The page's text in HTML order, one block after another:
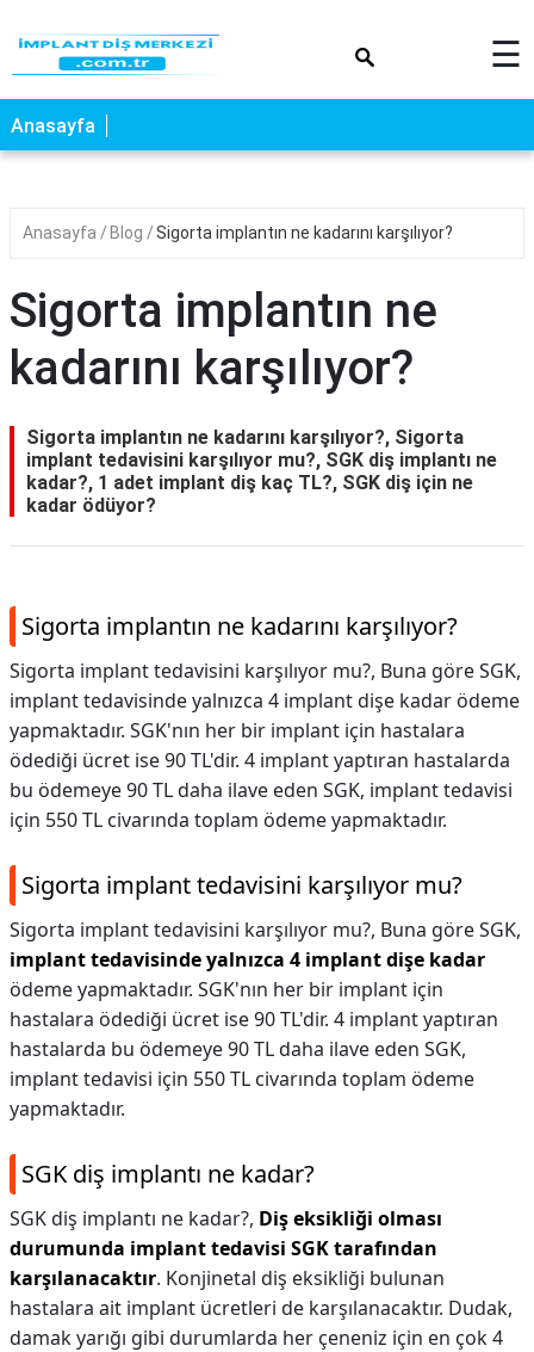
☰
Anasayfa
Anasayfa Blog Sigorta implantın ne kadarını karşılıyor?
Sigorta implantın ne
kadarını karşılıyor?
Sigorta implantın ne kadarını karşılıyor?, Sigorta
implant tedavisini karşılıyor mu?, SGK diş implantı ne
kadar?, 1 adet implant diş kaç TL?, SGK diş için ne
kadar ödüyor?
Sigorta implantın ne kadarını karşılıyor?
Sigorta implant tedavisini karşılıyor mu?, Buna göre SGK,
implant tedavisinde yalnızca 4 implant dişe kadar ödeme
yapmaktadır. SGK'nın her bir implant için hastalara
ödediği ücret ise 90 TL'dir. 4 implant yaptıran hastalarda
bu ödemeye 90 TL daha ilave eden SGK, implant tedavisi
için 550 TL civarında toplam ödeme yapmaktadır.
Sigorta implant tedavisini karşılıyor mu?
Sigorta implant tedavisini karşılıyor mu?, Buna göre SGK,
implant tedavisinde yalnızca 4 implant dişe kadar
ödeme yapmaktadır. SGK'nın her bir implant için
hastalara ödediği ücret ise 90 TL'dir. 4 implant yaptıran
hastalarda bu ödemeye 90 TL daha ilave eden SGK,
implant tedavisi için 550 TL civarında toplam ödeme
yapmaktadır.
SGK diş implantı ne kadar?
SGK diş implantı ne kadar?, Diş eksikliği olması
durumunda implant tedavisi SGK tarafından
karşılanacaktır. Konjinetal diş eksikliği bulunan
hastalara ait implant ücretleri de karşılanacaktır. Dudak,
damak yarığı gibi durumlarda her çeneniz için en çok 4